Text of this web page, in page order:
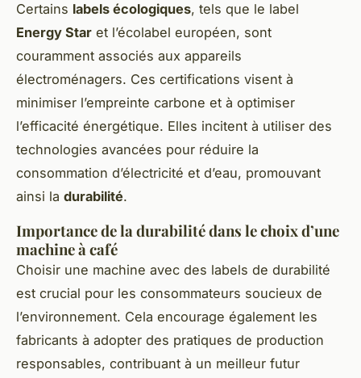
Certains labels écologiques, tels que le label
Energy Star et l’écolabel européen, sont
couramment associés aux appareils
électroménagers. Ces certifications visent à
minimiser l’empreinte carbone et à optimiser
l’efficacité énergétique. Elles incitent à utiliser des
technologies avancées pour réduire la
consommation d’électricité et d’eau, promouvant
ainsi la durabilité.
Importance de la durabilité dans le choix d’une
machine à café
Choisir une machine avec des labels de durabilité
est crucial pour les consommateurs soucieux de
l’environnement. Cela encourage également les
fabricants à adopter des pratiques de production
responsables, contribuant à un meilleur futur